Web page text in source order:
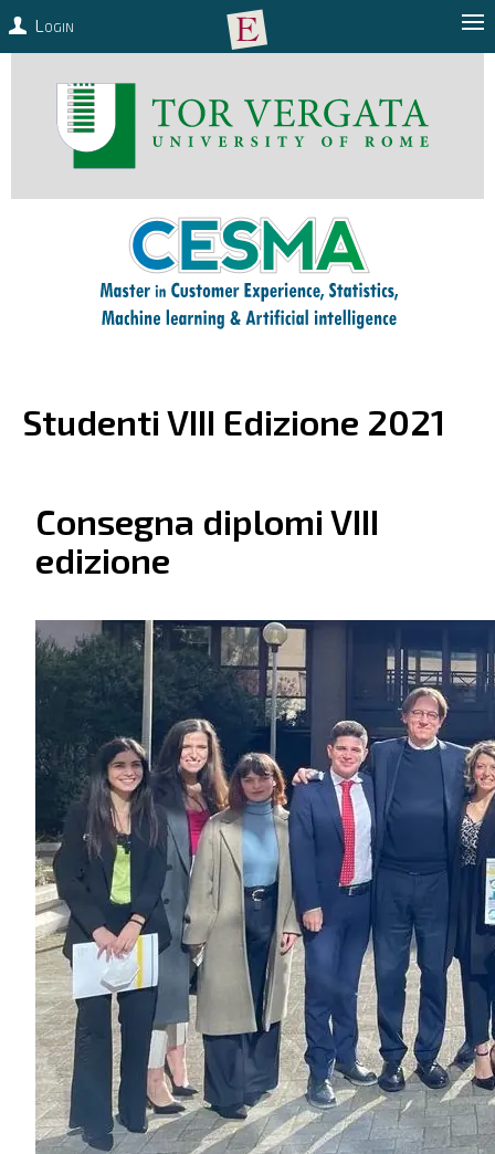
Login
Studenti VIII Edizione 2021
Consegna diplomi VIII
edizione